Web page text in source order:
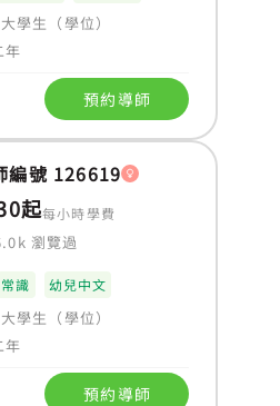
大學生（學位）
年
預約導師
編號 126619
起每小時學費
瀏覽過
常識 幼兒中文
大學生（學位）
年
預約導師